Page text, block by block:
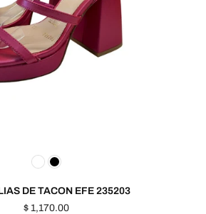
DE TACON EFE 235203
Precio
$ 1,170.00